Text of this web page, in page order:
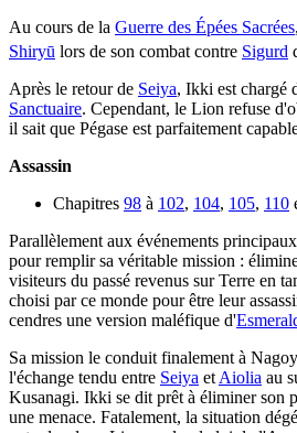
Au cours de la Guerre des Épées Sacrées
Shiryū lors de son combat contre Sigurd
Après le retour de Seiya, Ikki est chargé
Sanctuaire. Cependant, le Lion refuse
il sait que Pégase est parfaitement
Assassin
Chapitres 98 à 102, 104, 105, 110
Parallèlement aux événements
pour remplir sa véritable mission :
visiteurs du passé revenus sur Terre en
choisi par ce monde pour être leur
cendres une version maléfique d'
Sa mission le conduit finalement à
l'échange tendu entre Seiya et Aiolia au
Kusanagi. Ikki se dit prêt à éliminer son
une menace. Fatalement, la situation